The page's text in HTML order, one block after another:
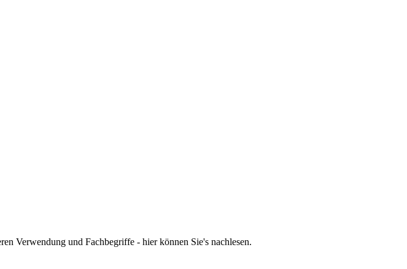
Verwendung und Fachbegriffe - hier können Sie's nachlesen.